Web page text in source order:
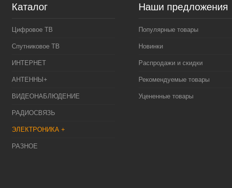
Каталог
Цифровое ТВ
Спутниковое ТВ
ИНТЕРНЕТ
АНТЕННЫ+
ВИДЕОНАБЛЮДЕНИЕ
РАДИОСВЯЗЬ
ЭЛЕКТРОНИКА +
РАЗНОЕ
Наши предложения
Популярные товары
Новинки
Распродажи и скидки
Рекомендуемые товары
Уцененные товары